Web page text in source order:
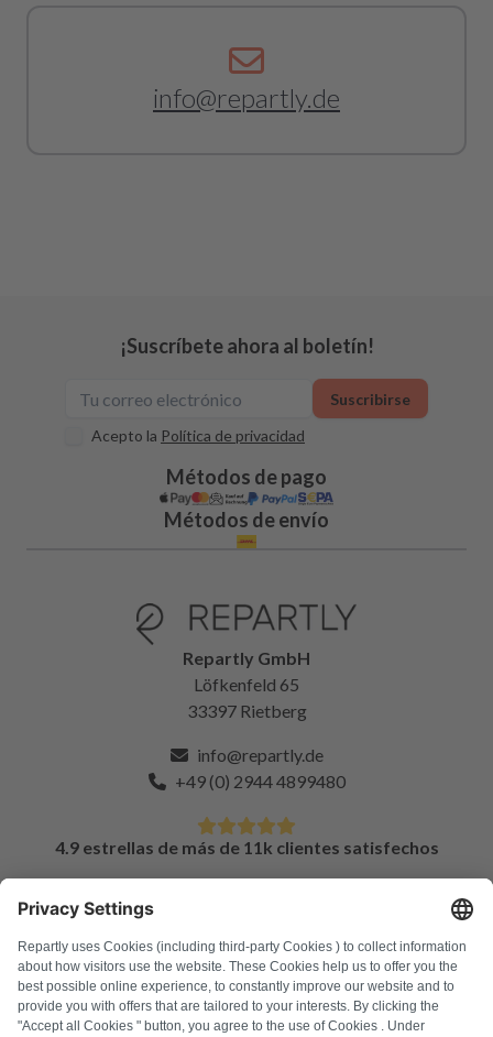
info@repartly.de
¡Suscríbete ahora al boletín!
Acepto la Política de privacidad
Suscribirse
Métodos de pago
Métodos de envío
Repartly GmbH
Löfkenfeld 65
33397 Rietberg
info@repartly.de
+49 (0) 2944 4899480
4.9 estrellas de más de 11k clientes satisfechos
PREGUNTAS FRECUENTES
Todos los códigos de error